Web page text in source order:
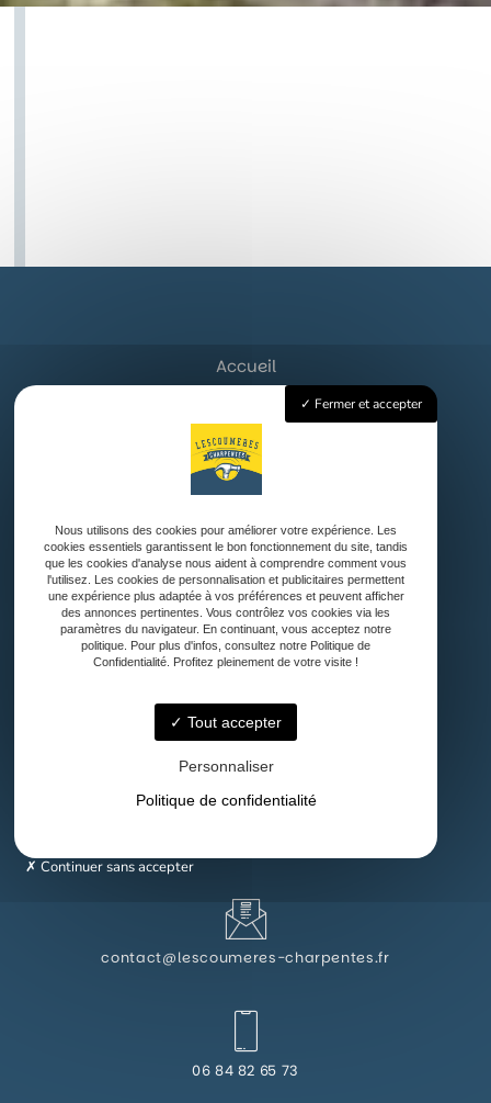
Accueil
Charpente Traditionnelle
Couverture
Ossature bois et Bardage
Aménagement Extérieur
Nos réalisations
Contact
40500 Audignon
contact@lescoumeres-charpentes.fr
06 84 82 65 73
Fermer et accepter
Nous utilisons des cookies pour améliorer votre expérience. Les
cookies essentiels garantissent le bon fonctionnement du site, tandis
que les cookies d'analyse nous aident à comprendre comment vous
l'utilisez. Les cookies de personnalisation et publicitaires permettent
une expérience plus adaptée à vos préférences et peuvent afficher
des annonces pertinentes. Vous contrôlez vos cookies via les
paramètres du navigateur. En continuant, vous acceptez notre
politique. Pour plus d'infos, consultez notre Politique de
Confidentialité. Profitez pleinement de votre visite !
Tout accepter
Personnaliser
Politique de confidentialité
Continuer sans accepter